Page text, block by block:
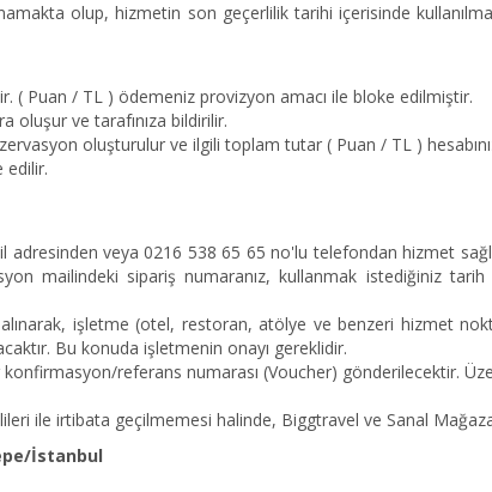
olup, hizmetin son geçerlilik tarihi içerisinde
( Puan / TL ) ödemeniz provizyon amacı ile bloke edilmiştir.
oluşur ve tarafınıza bildirilir.
oluşturulur ve ilgili toplam tutar ( Puan / TL )
edilir.
adresinden veya 0216 538 65 65 no'lu telefondan hizmet
mailindeki sipariş numaranız, kullanmak istediğiniz
işletme (otel, restoran, atölye ve benzeri hizmet
Bu konuda işletmenin onayı gereklidir.
referans numarası (Voucher) gönderilecektir.
ile irtibata geçilmemesi halinde, Biggtravel ve Sanal
İstanbul